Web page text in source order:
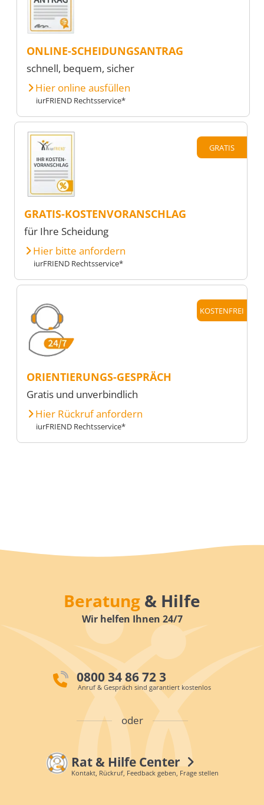
ONLINE-SCHEIDUNGSANTRAG
schnell, bequem, sicher
Hier online ausfüllen
iurFRIEND Rechtsservice*
GRATIS
GRATIS-KOSTENVORANSCHLAG
für Ihre Scheidung
Hier bitte anfordern
iurFRIEND Rechtsservice*
KOSTENFREI
ORIENTIERUNGS-GESPRÄCH
Gratis und unverbindlich
Hier Rückruf anfordern
iurFRIEND Rechtsservice*
Beratung & Hilfe
Wir helfen Ihnen 24/7
0800 34 86 72 3
Anruf & Gespräch sind garantiert kostenlos
oder
Rat & Hilfe Center
Kontakt, Rückruf, Feedback geben, Frage stellen